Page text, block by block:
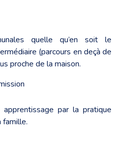
quelle qu’en soit le
(parcours en deçà de
proche de la maison.
par la pratique
famille.